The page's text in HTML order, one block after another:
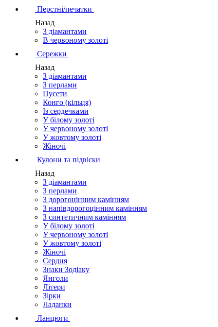
Перстні/печатки
Назад
З діамантами
В червоному золоті
Сережки
Назад
З діамантами
З перлами
Пусети
Конго (кільця)
Із сердечками
У білому золоті
У червоному золоті
У жовтому золоті
Жіночі
Кулони та підвіски
Назад
З діамантами
З перлами
З дорогоцінним камінням
З напівдорогоцінним камінням
З синтетичним камінням
У білому золоті
У червоному золоті
У жовтому золоті
Жіночі
Сердця
Знаки Зодіаку
Янголи
Літери
Зірки
Ладанки
Ланцюги